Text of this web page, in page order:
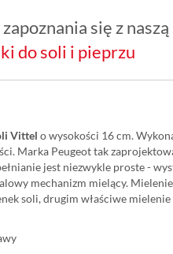
się z
do soli i pieprzu
Vittel o wysokości 16 cm.
Marka Peugeot tak
jest niezwykle proste -
mechanizm mielący.
soli, drugim właściwe